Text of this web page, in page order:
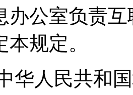
办公室负责
规定。
华人民共和